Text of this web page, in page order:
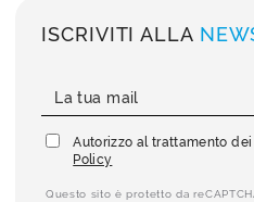
ISCRIVITI ALLA
Autorizzo al trattamento
Policy
Questo sito è protetto da